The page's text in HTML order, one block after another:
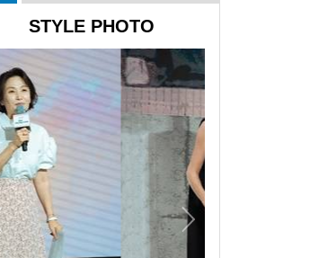
STYLE PHOTO